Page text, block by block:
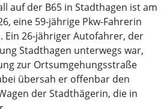
auf der B65 in Stadthagen ist am
eine 59-jährige Pkw-Fahrerin
Ein 26-jähriger Autofahrer, der
Stadthagen unterwegs war,
zur Ortsumgehungsstraße
übersah er offenbar den
der Stadthägerin, die in